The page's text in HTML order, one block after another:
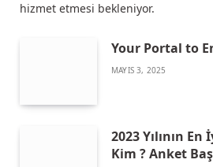
hizmet etmesi bekleniyor.
Your Portal to
MAYIS 3, 2025
2023 Yılının
Kim ? Anket